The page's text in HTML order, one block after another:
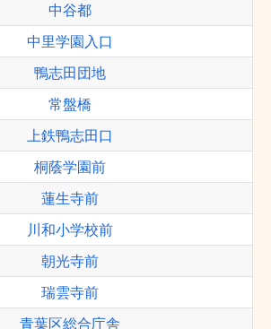
中谷都
中里学園入口
鴨志田団地
常盤橋
上鉄鴨志田口
桐蔭学園前
蓮生寺前
川和小学校前
朝光寺前
瑞雲寺前
青葉区総合庁舎